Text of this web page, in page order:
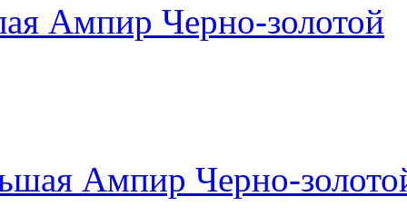
Ампир Черно-золотой
Ампир Черно-